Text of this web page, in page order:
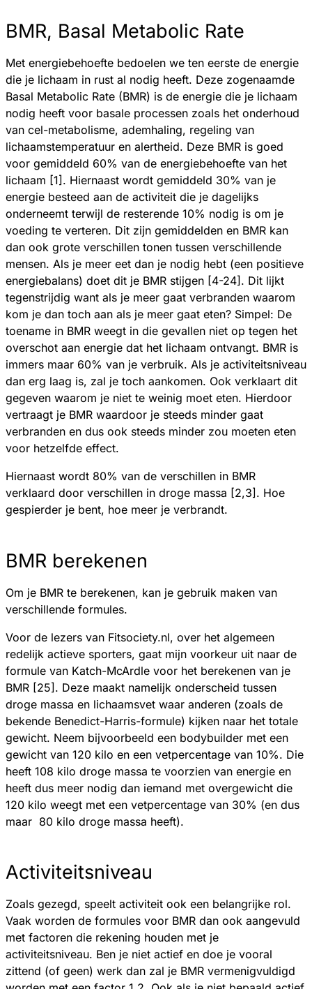
BMR, Basal Metabolic Rate
Met energiebehoefte bedoelen we ten eerste de energie
die je lichaam in rust al nodig heeft. Deze zogenaamde
Basal Metabolic Rate (BMR) is de energie die je lichaam
nodig heeft voor basale processen zoals het onderhoud
van cel-metabolisme, ademhaling, regeling van
lichaamstemperatuur en alertheid. Deze BMR is goed
voor gemiddeld 60% van de energiebehoefte van het
lichaam [1]. Hiernaast wordt gemiddeld 30% van je
energie besteed aan de activiteit die je dagelijks
onderneemt terwijl de resterende 10% nodig is om je
voeding te verteren. Dit zijn gemiddelden en BMR kan
dan ook grote verschillen tonen tussen verschillende
mensen. Als je meer eet dan je nodig hebt (een positieve
energiebalans) doet dit je BMR stijgen [4-24]. Dit lijkt
tegenstrijdig want als je meer gaat verbranden waarom
kom je dan toch aan als je meer gaat eten? Simpel: De
toename in BMR weegt in die gevallen niet op tegen het
overschot aan energie dat het lichaam ontvangt. BMR is
immers maar 60% van je verbruik. Als je activiteitsniveau
dan erg laag is, zal je toch aankomen. Ook verklaart dit
gegeven waarom je niet te weinig moet eten. Hierdoor
vertraagt je BMR waardoor je steeds minder gaat
verbranden en dus ook steeds minder zou moeten eten
voor hetzelfde effect.
Hiernaast wordt 80% van de verschillen in BMR
verklaard door verschillen in droge massa [2,3]. Hoe
gespierder je bent, hoe meer je verbrandt.
BMR berekenen
Om je BMR te berekenen, kan je gebruik maken van
verschillende formules.
Voor de lezers van Fitsociety.nl, over het algemeen
redelijk actieve sporters, gaat mijn voorkeur uit naar de
formule van Katch-McArdle voor het berekenen van je
BMR [25]. Deze maakt namelijk onderscheid tussen
droge massa en lichaamsvet waar anderen (zoals de
bekende Benedict-Harris-formule) kijken naar het totale
gewicht. Neem bijvoorbeeld een bodybuilder met een
gewicht van 120 kilo en een vetpercentage van 10%. Die
heeft 108 kilo droge massa te voorzien van energie en
heeft dus meer nodig dan iemand met overgewicht die
120 kilo weegt met een vetpercentage van 30% (en dus
maar 80 kilo droge massa heeft).
Activiteitsniveau
Zoals gezegd, speelt activiteit ook een belangrijke rol.
Vaak worden de formules voor BMR dan ook aangevuld
met factoren die rekening houden met je
activiteitsniveau. Ben je niet actief en doe je vooral
zittend (of geen) werk dan zal je BMR vermenigvuldigd